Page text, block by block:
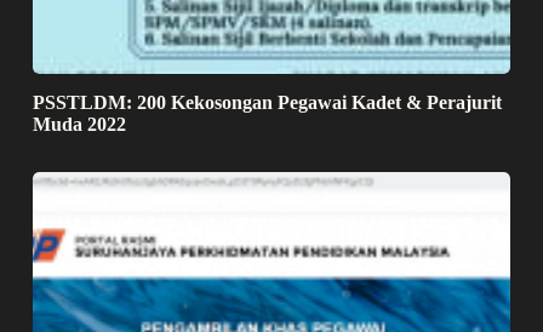
PSSTLDM: 200 Kekosongan Pegawai Kadet & Perajurit
Muda 2022